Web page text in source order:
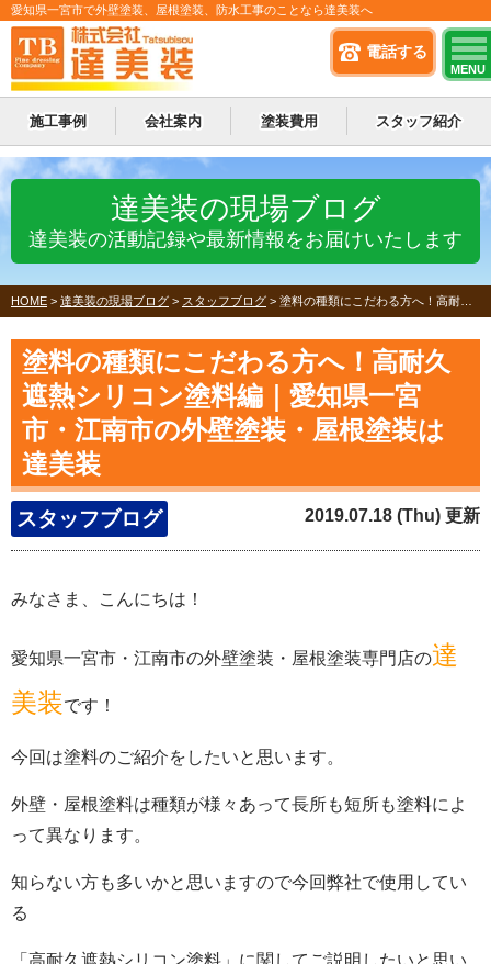
電話する
MENU
愛知県一宮市で外壁塗装、屋根塗装、防水工事のことなら達美装へ
施工事例 会社案内 塗装費用 スタッフ紹介
達美装の現場ブログ
達美装の活動記録や最新情報をお届けいたします
HOME > 達美装の現場ブログ > スタッフブログ > 塗料の種類にこだわる方へ！高耐久遮熱シリコン塗料編｜愛知県一宮市・江南市の外壁塗装・屋根塗装は達美装
塗料の種類にこだわる方へ！高耐久
遮熱シリコン塗料編｜愛知県一宮
市・江南市の外壁塗装・屋根塗装は
達美装
スタッフブログ 2019.07.18 (Thu) 更新
みなさま、こんにちは！
愛知県一宮市・江南市の外壁塗装・屋根塗装専門店の達
美装です！
今回は塗料のご紹介をしたいと思います。
外壁・屋根塗料は種類が様々あって長所も短所も塗料によ
って異なります。
知らない方も多いかと思いますので今回弊社で使用してい
る
「高耐久遮熱シリコン塗料」に関してご説明したいと思い